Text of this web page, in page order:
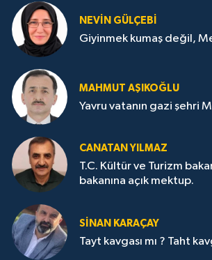
NEVİN GÜLÇEBİ
Giyinmek kumaş değil,
MAHMUT AŞIKOĞLU
Yavru vatanın gazi şehri
CANATAN YILMAZ
T.C. Kültür ve Turizm
bakanına açık mektup.
SİNAN KARAÇAY
Tayt kavgası mı ? Taht